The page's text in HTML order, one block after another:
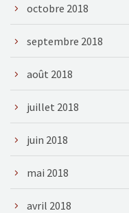
octobre 2018
septembre 2018
août 2018
juillet 2018
juin 2018
mai 2018
avril 2018